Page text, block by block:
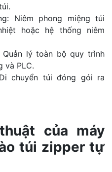
Niêm phong miệng túi
hoặc hệ thống niêm
Quản lý toàn bộ quy trình
và PLC.
chuyển túi đóng gói ra
của máy
túi zipper tự